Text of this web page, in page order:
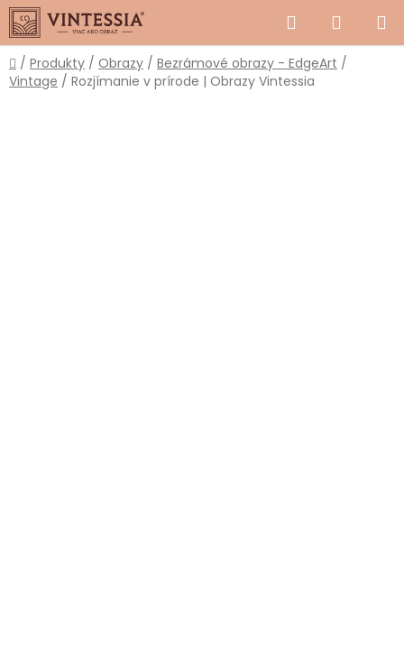
Prejsť
na
obsah
Hľadať
KOŠÍK
Domov
/ Produkty / Obrazy / Bezrámové obrazy - EdgeArt /
Vintage / Rozjímanie v prírode | Obrazy Vintessia